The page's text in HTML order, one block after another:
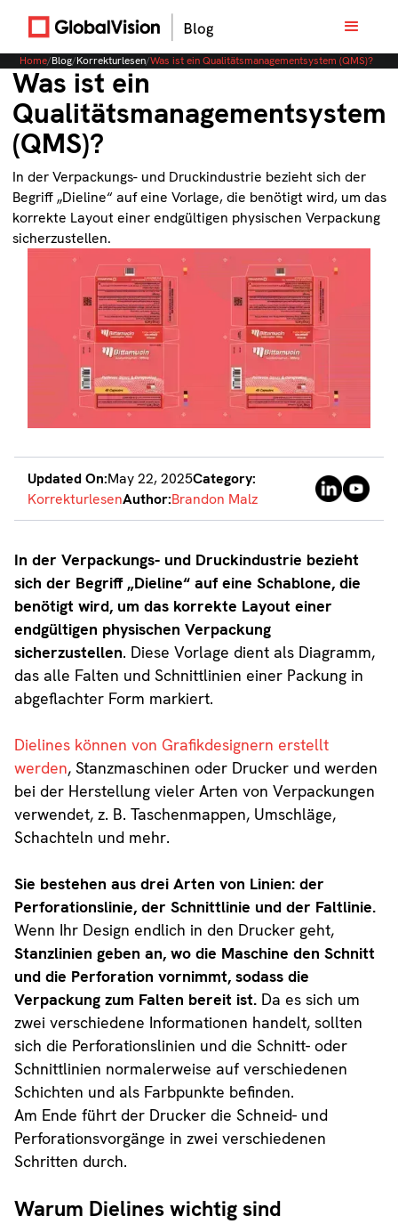
Home/Blog/Korrekturlesen/Was ist ein Qualitätsmanagementsystem (QMS)?
Was ist ein
Qualitätsmanagementsystem
(QMS)?
In der Verpackungs- und Druckindustrie bezieht sich der
Begriff „Dieline“ auf eine Vorlage, die benötigt wird, um das
korrekte Layout einer endgültigen physischen Verpackung
sicherzustellen.
Updated On:May 22, 2025Category:
KorrekturlesenAuthor:Brandon Malz
In der Verpackungs- und Druckindustrie bezieht
sich der Begriff „Dieline“ auf eine Schablone, die
benötigt wird, um das korrekte Layout einer
endgültigen physischen Verpackung
sicherzustellen. Diese Vorlage dient als Diagramm,
das alle Falten und Schnittlinien einer Packung in
abgeflachter Form markiert.
Dielines können von Grafikdesignern erstellt
werden, Stanzmaschinen oder Drucker und werden
bei der Herstellung vieler Arten von Verpackungen
verwendet, z. B. Taschenmappen, Umschläge,
Schachteln und mehr.
Sie bestehen aus drei Arten von Linien: der
Perforationslinie, der Schnittlinie und der Faltlinie.
Wenn Ihr Design endlich in den Drucker geht,
Stanzlinien geben an, wo die Maschine den Schnitt
und die Perforation vornimmt, sodass die
Verpackung zum Falten bereit ist.Da es sich um
zwei verschiedene Informationen handelt, sollten
sich die Perforationslinien und die Schnitt- oder
Schnittlinien normalerweise auf verschiedenen
Schichten und als Farbpunkte befinden.
Am Ende führt der Drucker die Schneid- und
Perforationsvorgänge in zwei verschiedenen
Schritten durch.
Warum Dielines wichtig sind